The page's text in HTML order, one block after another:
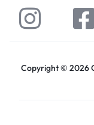
Copyright © 2026